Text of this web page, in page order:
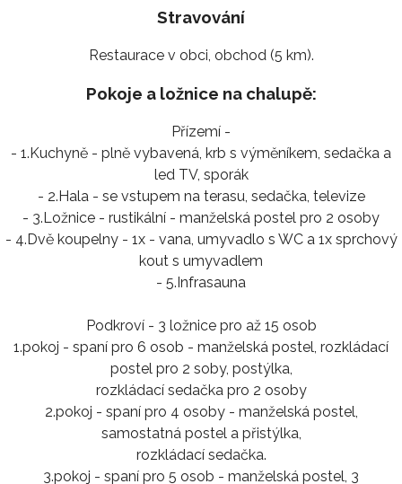
Stravování
Restaurace v obci, obchod (5 km).
Pokoje a ložnice na chalupě:
Přízemí -
- 1.Kuchyně - plně vybavená, krb s výměníkem, sedačka a
led TV, sporák
- 2.Hala - se vstupem na terasu, sedačka, televize
- 3.Ložnice - rustikální - manželská postel pro 2 osoby
- 4.Dvě koupelny - 1x - vana, umyvadlo s WC a 1x sprchový
kout s umyvadlem
- 5.Infrasauna
Podkroví - 3 ložnice pro až 15 osob
1.pokoj - spaní pro 6 osob - manželská postel, rozkládací
postel pro 2 soby, postýlka,
rozkládací sedačka pro 2 osoby
2.pokoj - spaní pro 4 osoby - manželská postel,
samostatná postel a přistýlka,
rozkládací sedačka.
3.pokoj - spaní pro 5 osob - manželská postel, 3